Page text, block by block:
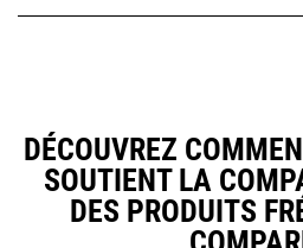
DÉCOUVREZ
SOUTIENT LA
DES PRODUITS